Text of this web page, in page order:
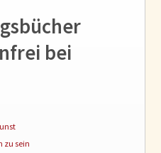
bei
zu sein